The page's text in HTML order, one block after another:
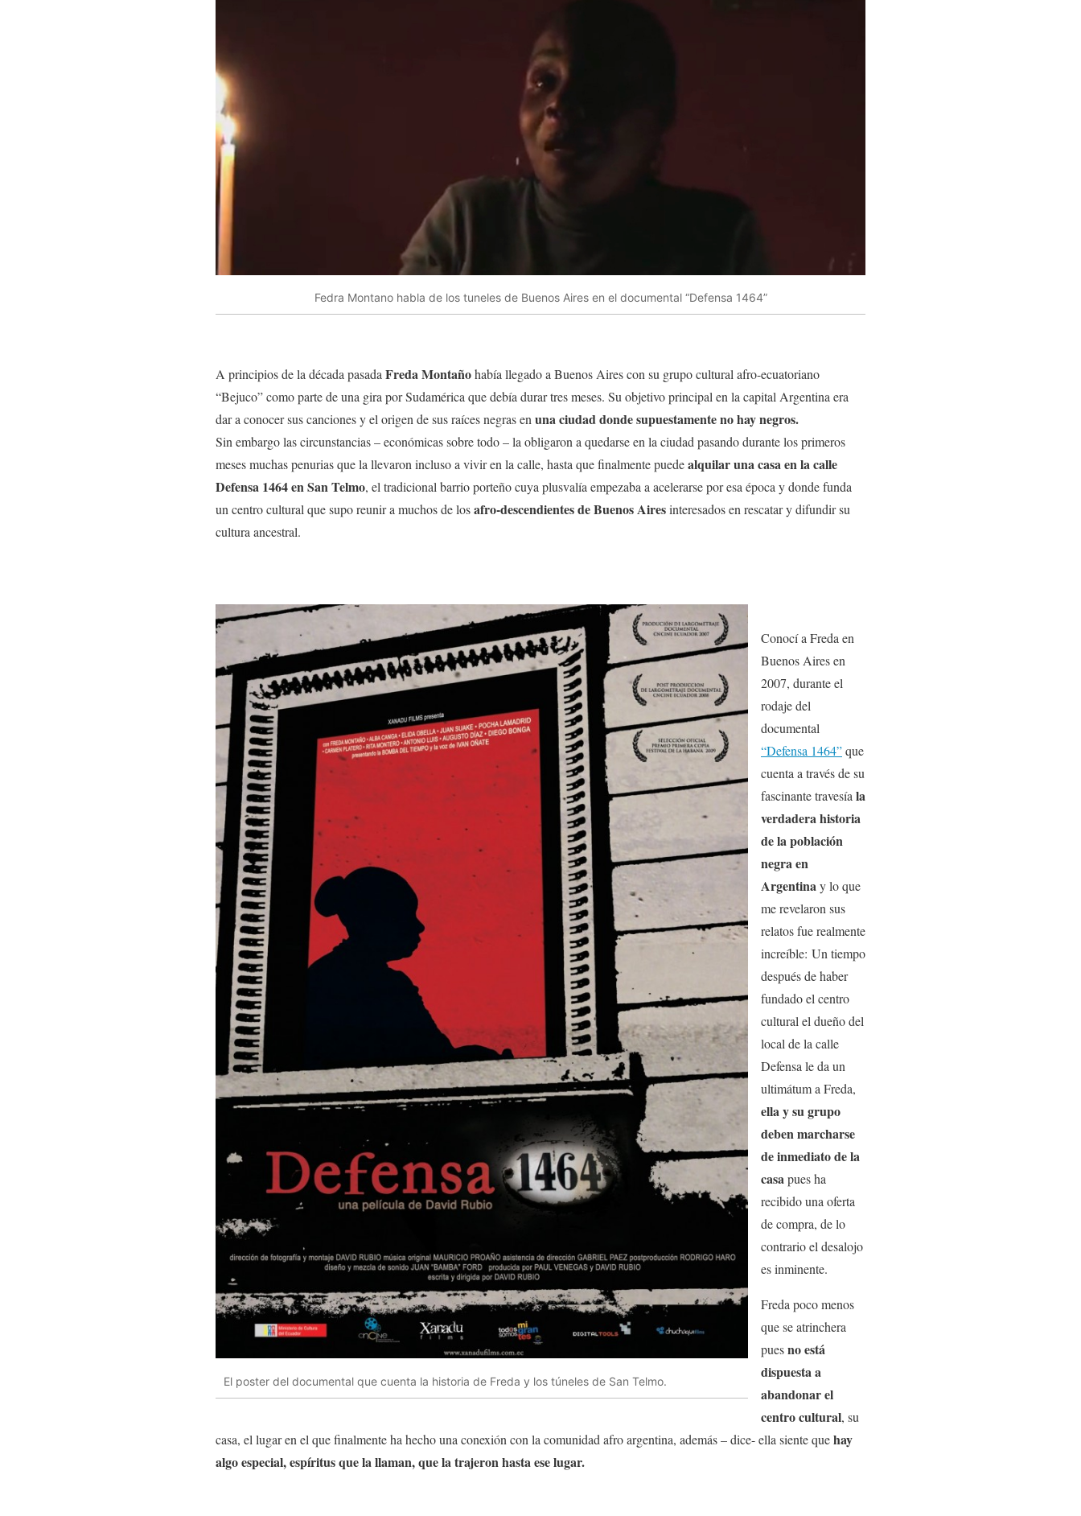
Fedra Montano habla de los tuneles de Buenos Aires en el documental “Defensa 1464”
A principios de la década pasadaFreda Montañohabía llegado a Buenos Aires con su grupo cultural afro-ecuatoriano
“Bejuco” como parte de una gira por Sudamérica que debía durar tres meses. Su objetivo principal en la capital Argentina era
dar a conocer sus canciones y el origen de sus raíces negras enuna ciudad donde supuestamente no hay negros.
Sin embargo las circunstancias – económicas sobre todo – la obligaron a quedarse en la ciudad pasando durante los primeros
meses muchas penurias que la llevaron incluso a vivir en la calle, hasta que finalmente puedealquilar una casa en la calle
Defensa 1464 en San Telmo, el tradicional barrio porteño cuya plusvalía empezaba a acelerarse por esa época y donde funda
un centro cultural que supo reunir a muchos de losafro-descendientes de Buenos Airesinteresados en rescatar y difundir su
cultura ancestral.
El poster del documental que cuenta la historia de Freda y los túneles de San Telmo.
Conocí a Freda en
Buenos Aires en
2007, durante el
rodaje del
documental
“Defensa 1464”que
cuenta a través de su
fascinante travesíala
verdadera historia
de la población
negra en
Argentinay lo que
me revelaron sus
relatos fue realmente
increíble: Un tiempo
después de haber
fundado el centro
cultural el dueño del
local de la calle
Defensa le da un
ultimátum a Freda,
ella y su grupo
deben marcharse
de inmediato de la
casapues ha
recibido una oferta
de compra, de lo
contrario el desalojo
es inminente.
Freda poco menos
que se atrinchera
puesno está
dispuesta a
abandonar el
centro cultural, su
casa, el lugar en el que finalmente ha hecho una conexión con la comunidad afro argentina, además – dice- ella siente quehay
algo especial, espíritus que la llaman, que la trajeron hasta ese lugar.